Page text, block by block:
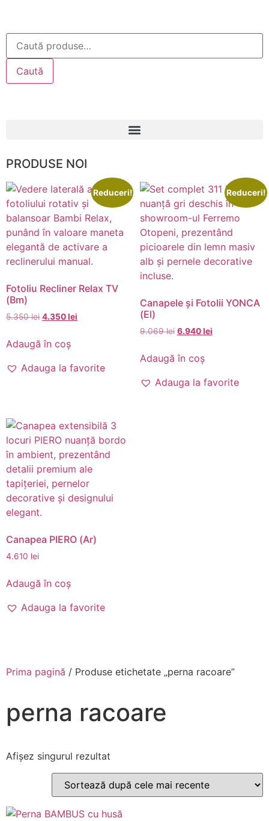
Caută
PRODUSE NOI
Reduceri!
Fotoliu Recliner Relax TV
(Bm)
5.350lei 4.350lei
Adaugă în coș
Adauga la favorite
Reduceri!
Canapele și Fotolii YONCA
(El)
9.069lei 6.940lei
Adaugă în coș
Adauga la favorite
Canapea PIERO (Ar)
4.610 lei
Adaugă în coș
Adauga la favorite
Prima pagină / Produse etichetate „perna racoare”
perna racoare
Afișez singurul rezultat